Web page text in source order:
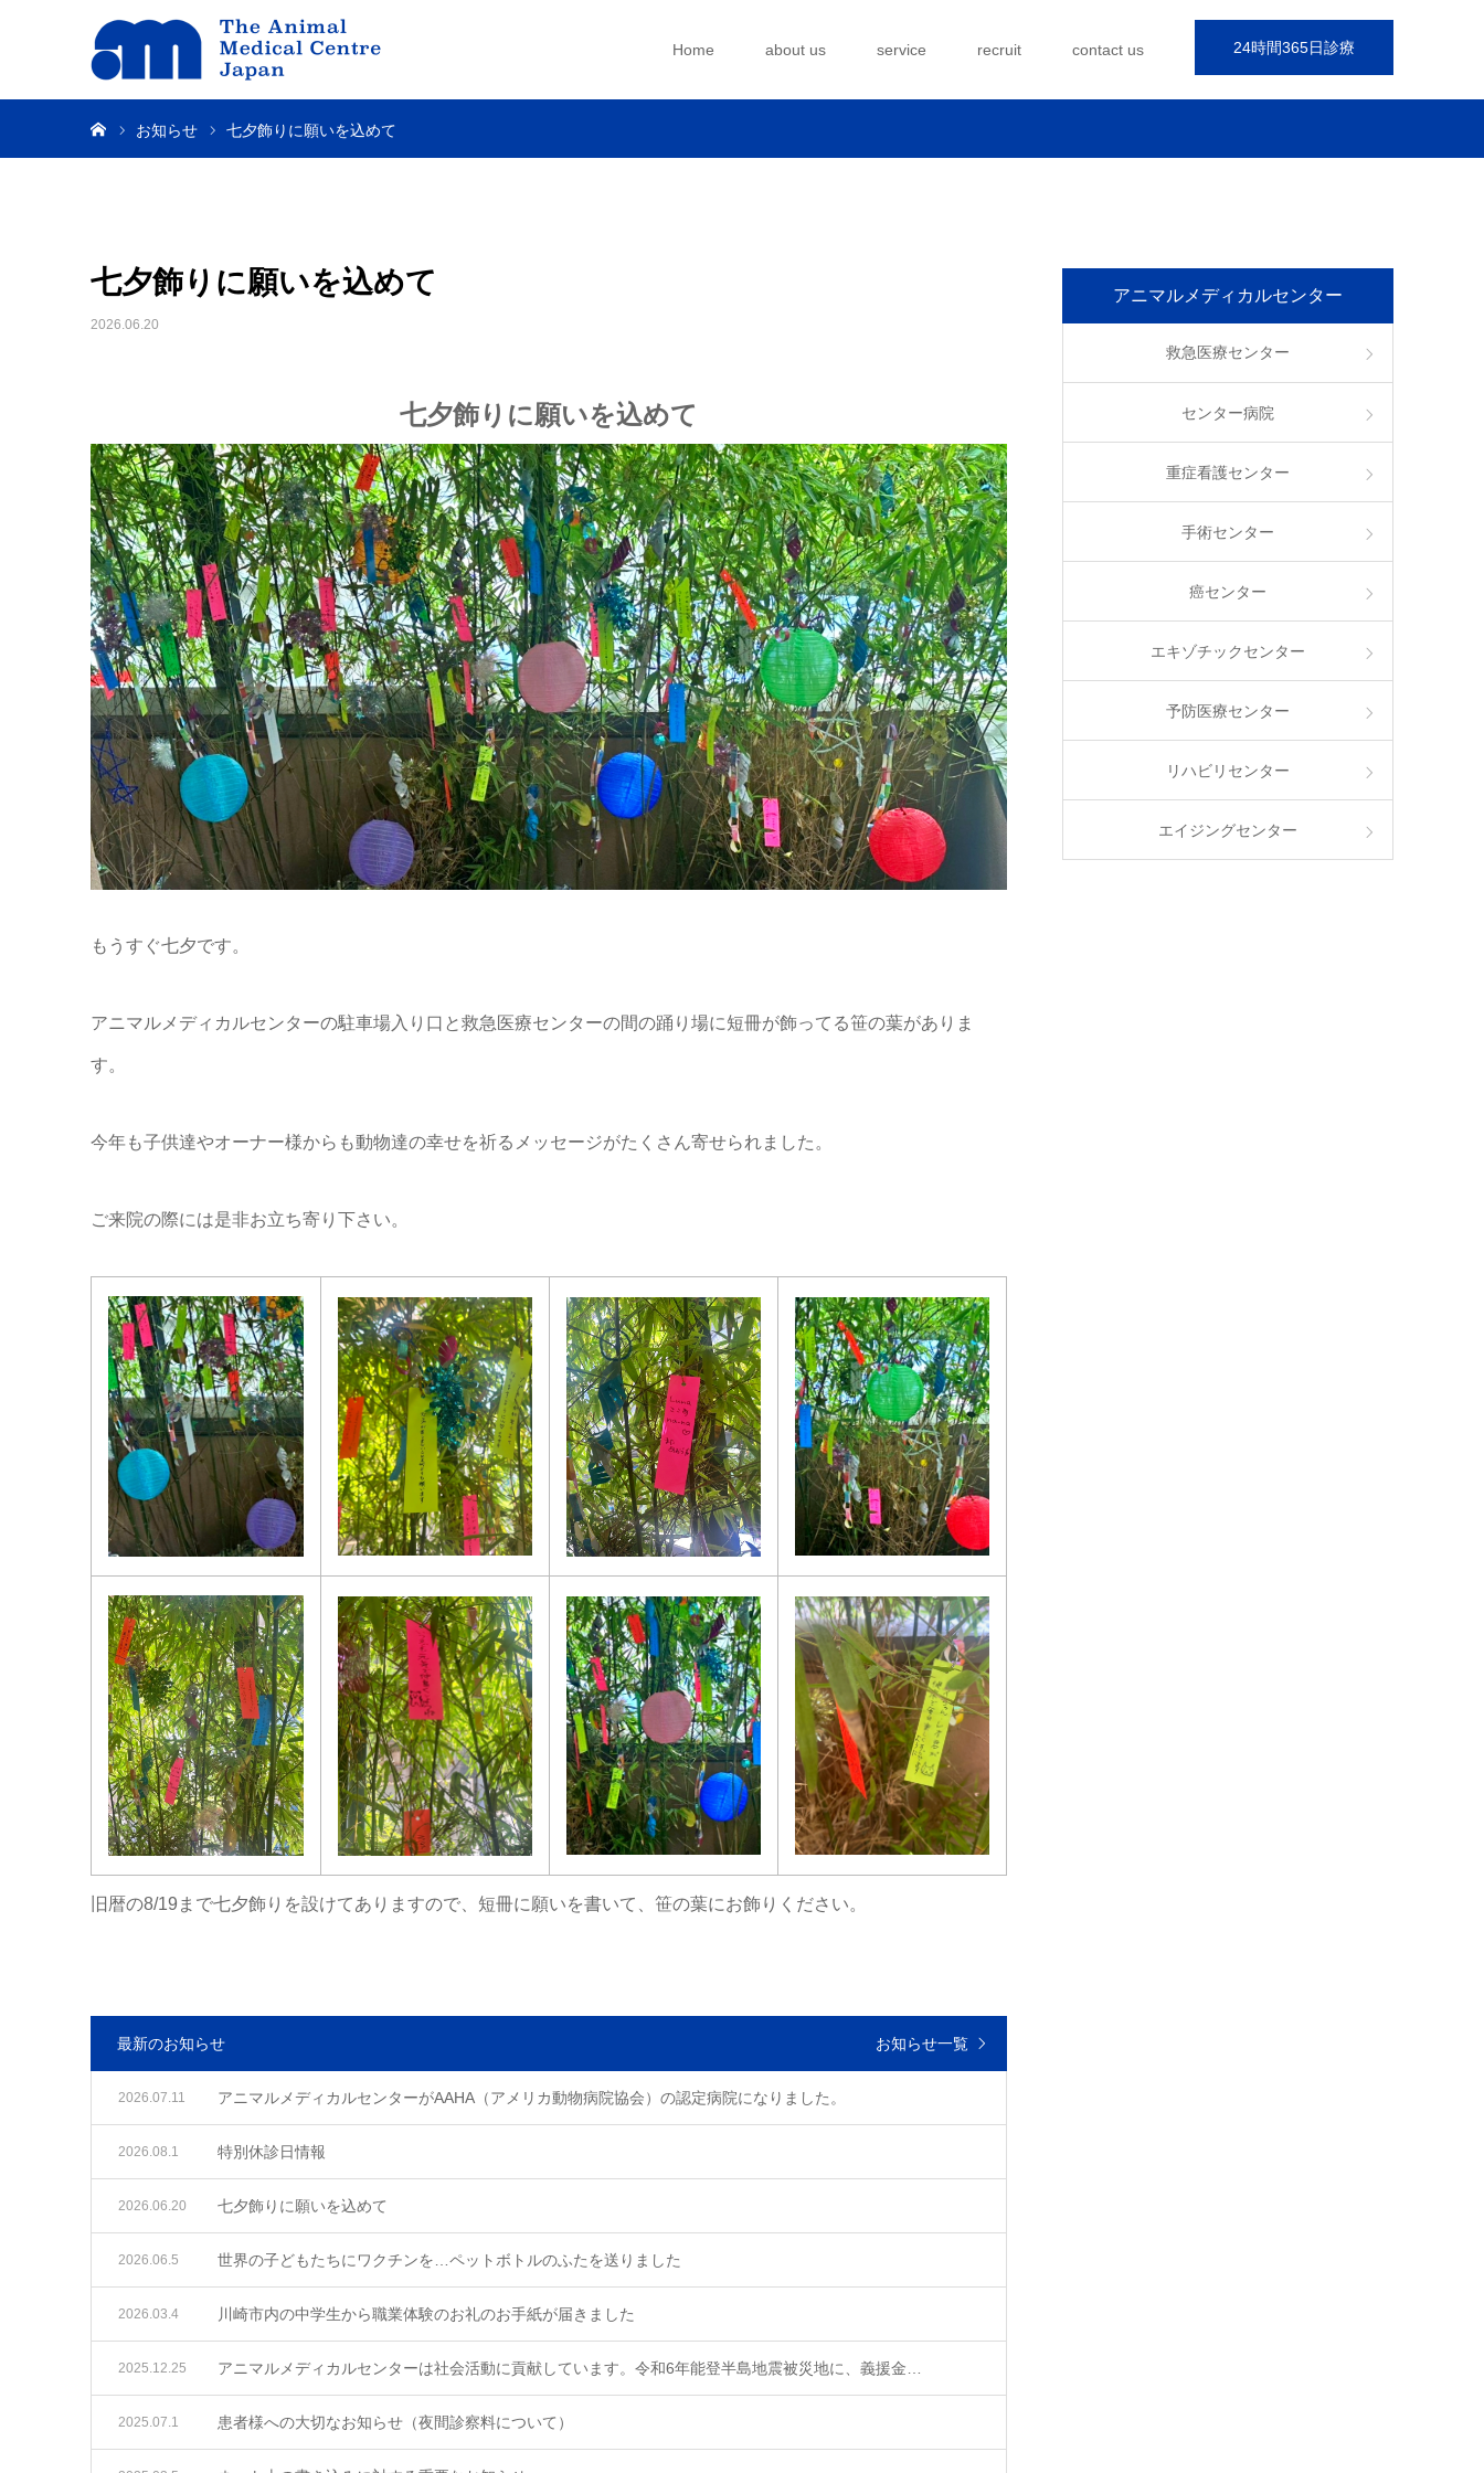
24時間365日診療
Home about us service recruit contact us
お知らせ 七夕飾りに願いを込めて
七夕飾りに願いを込めて
2026.06.20
七夕飾りに願いを込めて
もうすぐ七夕です。
アニマルメディカルセンターの駐車場入り口と救急医療センターの間の踊り場に短冊が飾ってる笹の葉がありま
す。
今年も子供達やオーナー様からも動物達の幸せを祈るメッセージがたくさん寄せられました。
ご来院の際には是非お立ち寄り下さい。
旧暦の8/19まで七夕飾りを設けてありますので、短冊に願いを書いて、笹の葉にお飾りください。
最新のお知らせ お知らせ一覧
アニマルメディカルセンターがAAHA（アメリカ動物病院協会）の認定病院になりました。
2026.07.11
特別休診日情報
2026.08.1
七夕飾りに願いを込めて
2026.06.20
世界の子どもたちにワクチンを…ペットボトルのふたを送りました
2026.06.5
川崎市内の中学生から職業体験のお礼のお手紙が届きました
2026.03.4
アニマルメディカルセンターは社会活動に貢献しています。令和6年能登半島地震被災地に、義援金…
2025.12.25
患者様への大切なお知らせ（夜間診察料について）
2025.07.1
アニマルメディカルセンター
救急医療センター
センター病院
重症看護センター
手術センター
癌センター
エキゾチックセンター
予防医療センター
リハビリセンター
エイジングセンター